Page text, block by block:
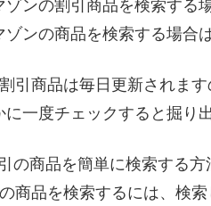
ゾンの割引商品を検索する
ンの商品を検索する場合
引商品は毎日更新されま
一度チェックすると掘り
の商品を簡単に検索する方
商品を検索するには、検